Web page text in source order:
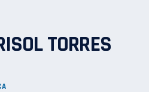
TORRES